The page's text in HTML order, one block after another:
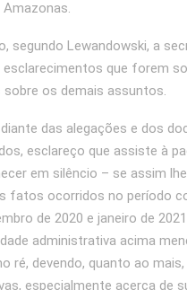
segundo Lewandowski, a
que forem
sobre os demais assuntos.
das alegações e dos
esclareço que assiste à
em silêncio – se assim
fatos ocorridos no período
de 2020 e janeiro de
administrativa acima
ré, devendo, quanto ao
especialmente acerca de